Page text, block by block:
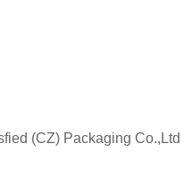
(CZ) Packaging Co.,Ltd